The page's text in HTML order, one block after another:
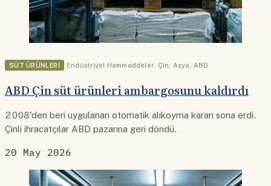
SÜT ÜRÜNLERI Endüstriyel Hammaddeler Çin Asya ABD
ABD Çin süt ürünleri ambargosunu kaldırdı
2008'den beri uygulanan otomatik alıkoyma kararı sona erdi.
Çinli ihracatçılar ABD pazarına geri döndü.
20 May 2026